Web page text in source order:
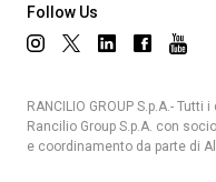
Follow Us
RANCILIO GROUP S.p.A.-
Rancilio Group S.p.A. con
e coordinamento da parte di